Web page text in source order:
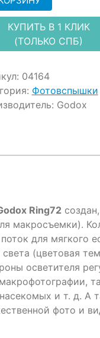
КУПИТЬ В 1 КЛИК
(ТОЛЬКО СПБ)
04164
Фотовспышки
Godox
Ring72
макросъемки).
для мягкого
(цветовая
осветителя
и т. д. А
фото и